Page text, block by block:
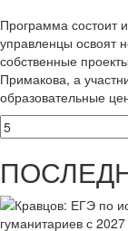
Программа состоит
управленцы освоят
собственные
Примакова, а
образовательные